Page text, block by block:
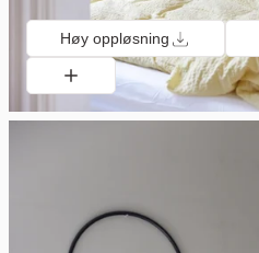
Høy oppløsning